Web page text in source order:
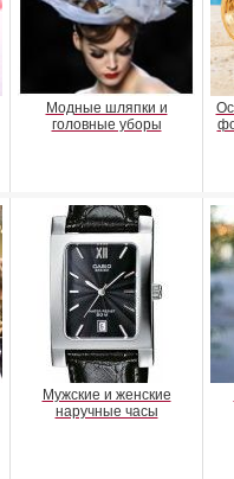
Модные шляпки и
головные уборы
Мужские и женские
наручные часы